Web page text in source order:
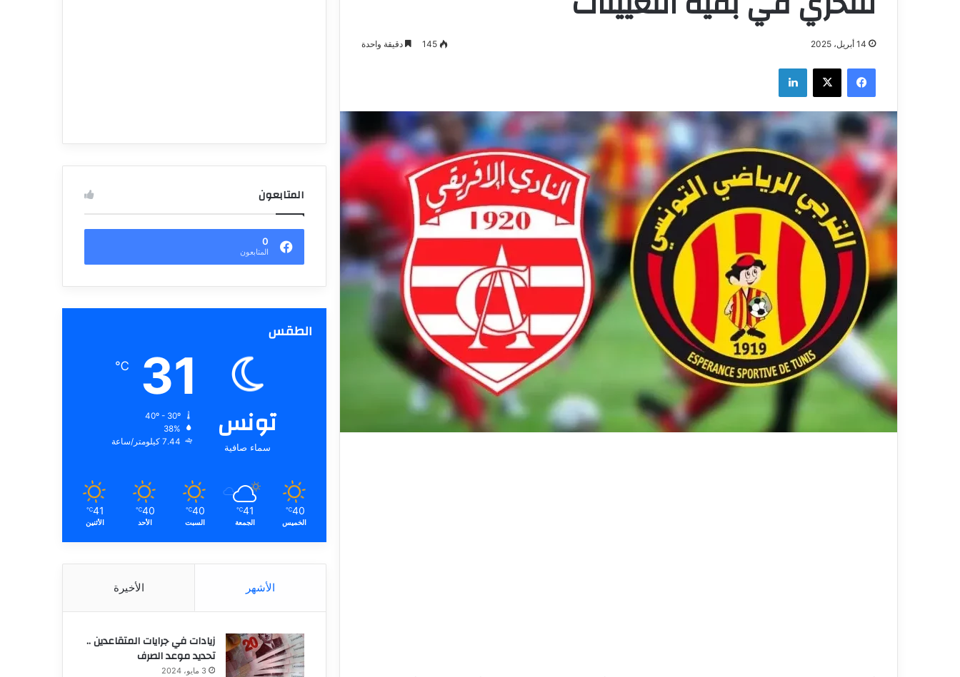
14 أبريل، 2025 145 دقيقة واحدة
فيسبوك ‫X لينكدإن
المتابعون
0
المتابعون
الطقس
تونس
سماء صافية
31
℃
38%
7.44 كيلومتر/ساعة
40
℃
الخميس
41
℃
الجمعة
40
℃
السبت
40
℃
الأحد
41
℃
الأثنين
الأشهر الأخيرة
زيادات في جرايات المتقاعدين ..
تحديد موعد الصرف
3 مايو، 2024